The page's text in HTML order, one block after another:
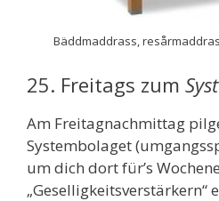
Bäddmaddrass,
25. Freitags zum
Am Freitagnachmittag
Systembolaget
um dich dort für’s
„Geselligkeitsverstärkern“